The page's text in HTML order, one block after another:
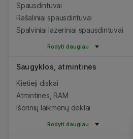
Spausdintuvai
Rašaliniai spausdintuvai
Spalviniai lazeriniai spausdintuvai
Rodyti daugiau
Saugyklos, atmintinės
Kietieji diskai
Atmintinės, RAM
Išorinių laikmenų dėklai
Rodyti daugiau